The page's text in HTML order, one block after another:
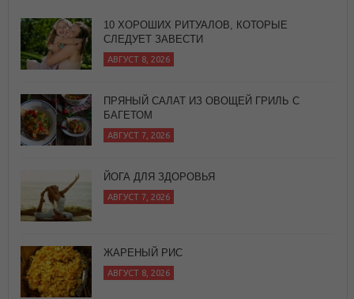
10 ХОРОШИХ РИТУАЛОВ, КОТОРЫЕ
СЛЕДУЕТ ЗАВЕСТИ
АВГУСТ 8, 2026
ПРЯНЫЙ САЛАТ ИЗ ОВОЩЕЙ ГРИЛЬ С
БАГЕТОМ
АВГУСТ 7, 2026
ЙОГА ДЛЯ ЗДОРОВЬЯ
АВГУСТ 7, 2026
ЖАРЕНЫЙ РИС
АВГУСТ 8, 2026